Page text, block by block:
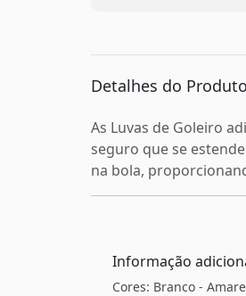
Detalhes do Produto
As Luvas de Goleiro
seguro que se
na bola,
Informação
Cores: Branco -